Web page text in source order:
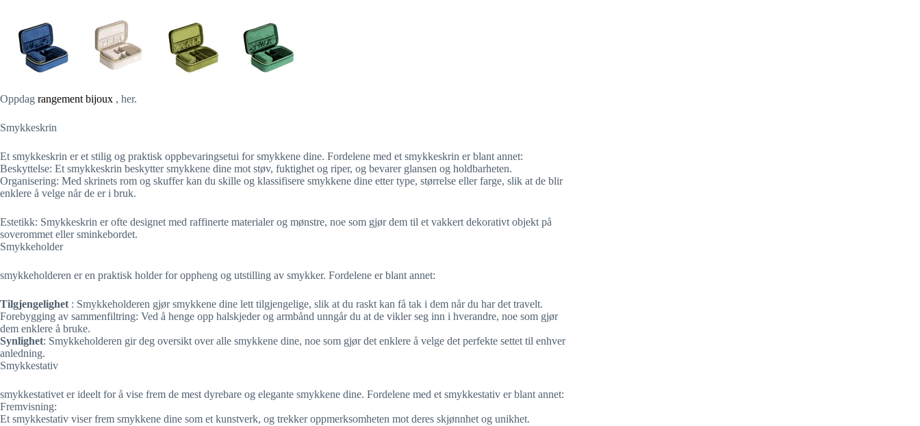
Oppdag rangement bijoux , her.
Smykkeskrin
Et smykkeskrin er et stilig og praktisk oppbevaringsetui for smykkene dine. Fordelene med et smykkeskrin er blant annet:
Beskyttelse: Et smykkeskrin beskytter smykkene dine mot støv, fuktighet og riper, og bevarer glansen og holdbarheten.
Organisering: Med skrinets rom og skuffer kan du skille og klassifisere smykkene dine etter type, størrelse eller farge, slik at de blir
enklere å velge når de er i bruk.
Estetikk: Smykkeskrin er ofte designet med raffinerte materialer og mønstre, noe som gjør dem til et vakkert dekorativt objekt på
soverommet eller sminkebordet.
Smykkeholder
smykkeholderen er en praktisk holder for oppheng og utstilling av smykker. Fordelene er blant annet:
Tilgjengelighet : Smykkeholderen gjør smykkene dine lett tilgjengelige, slik at du raskt kan få tak i dem når du har det travelt.
Forebygging av sammenfiltring: Ved å henge opp halskjeder og armbånd unngår du at de vikler seg inn i hverandre, noe som gjør
dem enklere å bruke.
Synlighet: Smykkeholderen gir deg oversikt over alle smykkene dine, noe som gjør det enklere å velge det perfekte settet til enhver
anledning.
Smykkestativ
smykkestativet er ideelt for å vise frem de mest dyrebare og elegante smykkene dine. Fordelene med et smykkestativ er blant annet:
Fremvisning:
Et smykkestativ viser frem smykkene dine som et kunstverk, og trekker oppmerksomheten mot deres skjønnhet og unikhet.